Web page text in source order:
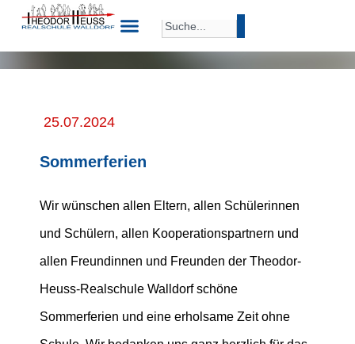
25.07.2024
Sommerferien
Wir wünschen allen Eltern, allen Schülerinnen
und Schülern, allen Kooperationspartnern und
allen Freundinnen und Freunden der Theodor-
Heuss-Realschule Walldorf schöne
Sommerferien und eine erholsame Zeit ohne